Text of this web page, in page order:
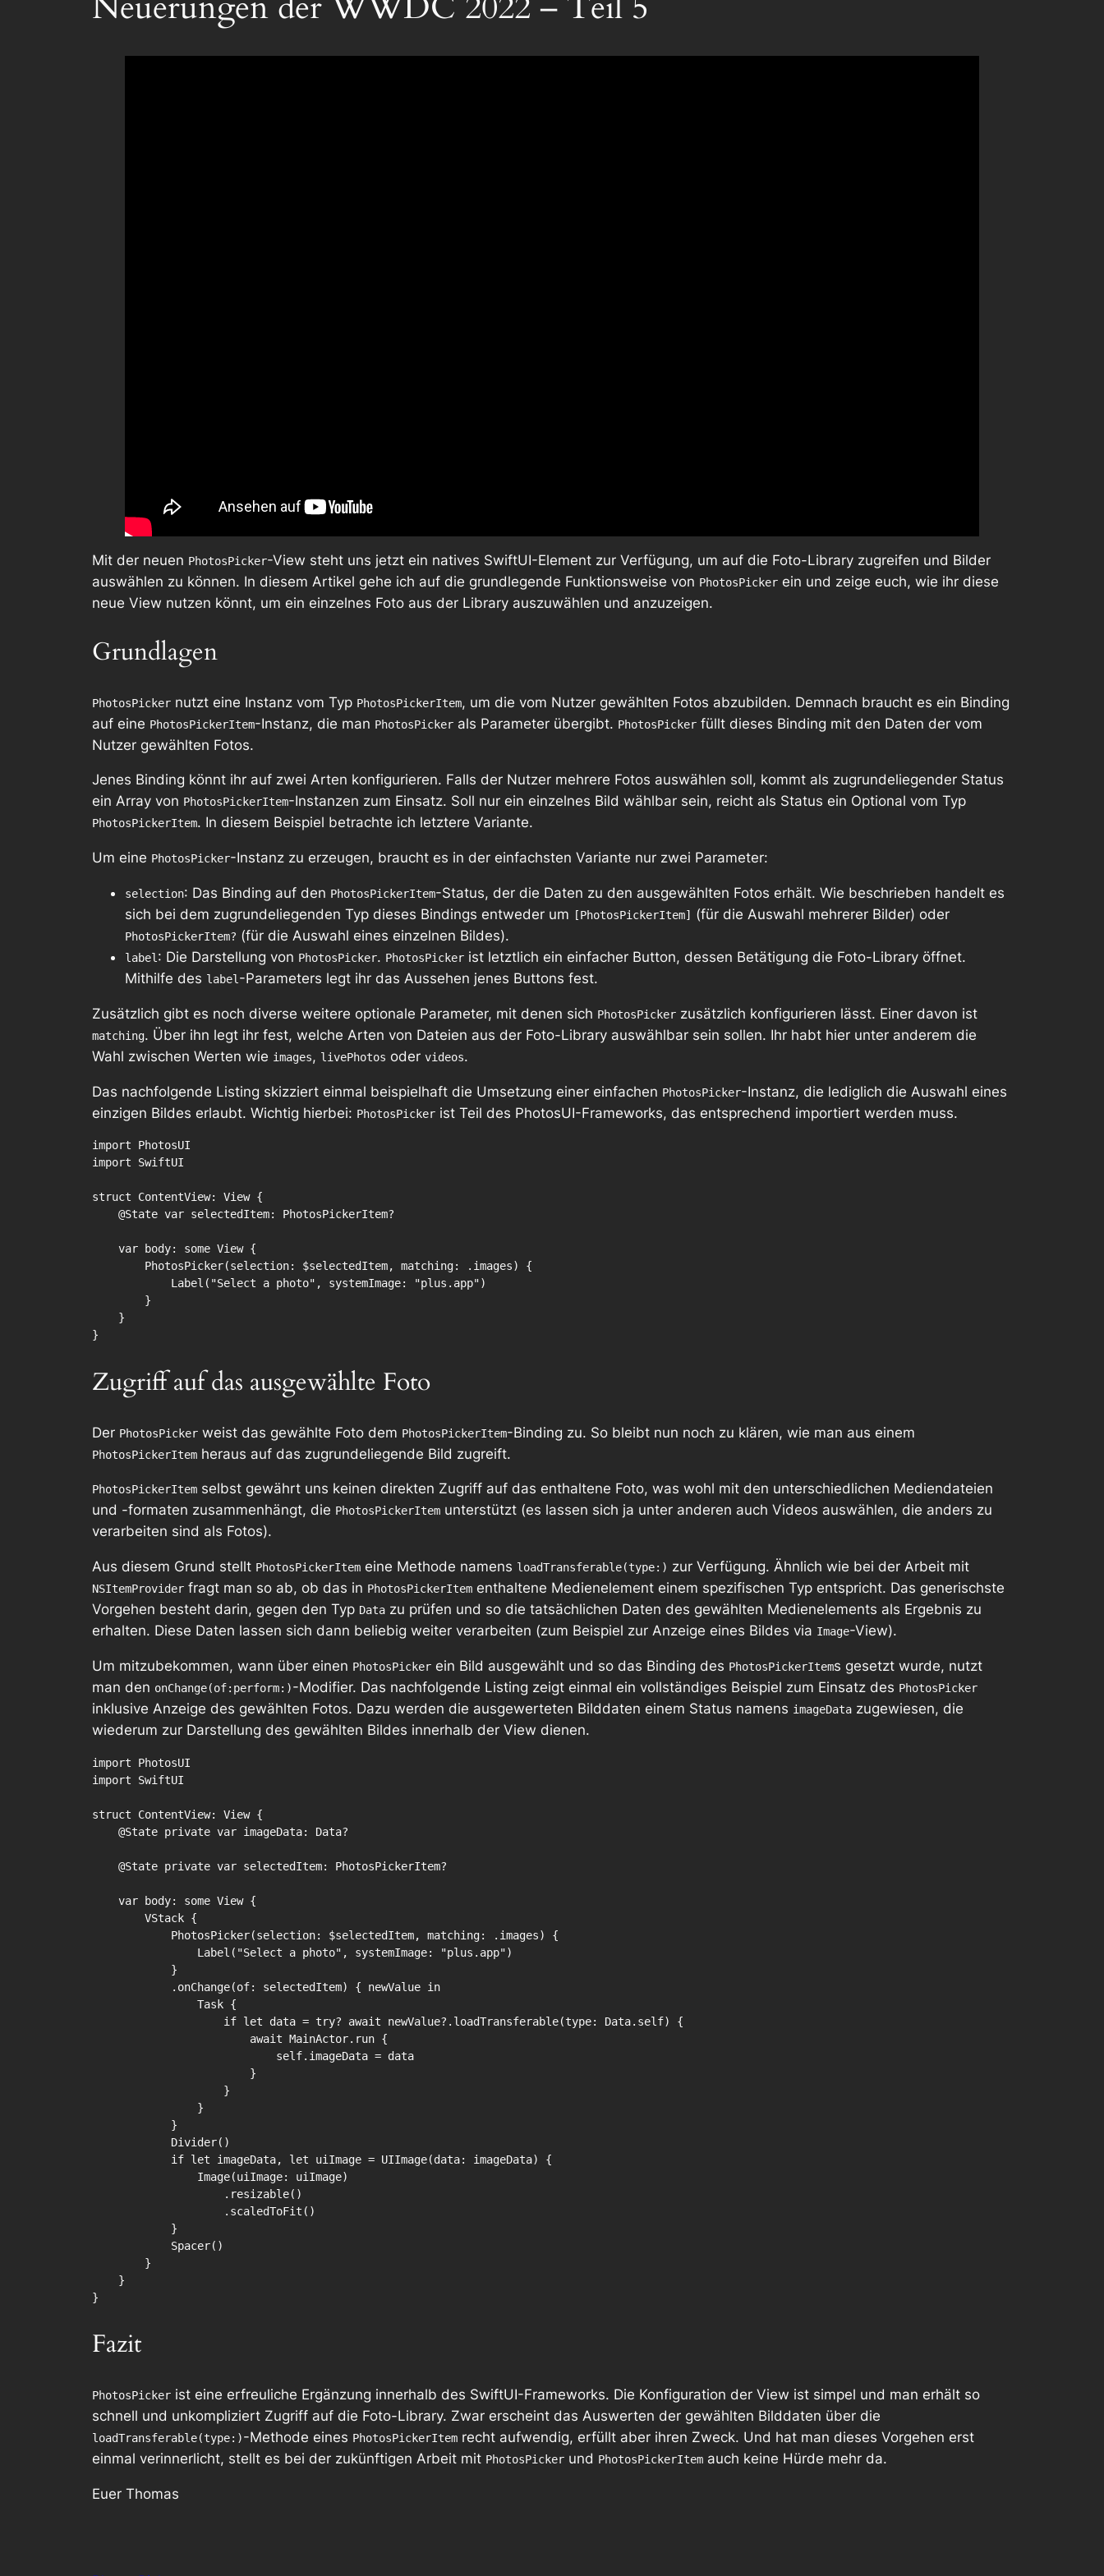
Mit der neuen PhotosPicker-View steht uns jetzt ein natives SwiftUI-Element zur Verfügung, um auf die Foto-Library zugreifen und Bilder
auswählen zu können. In diesem Artikel gehe ich auf die grundlegende Funktionsweise von PhotosPicker ein und zeige euch, wie ihr diese
neue View nutzen könnt, um ein einzelnes Foto aus der Library auszuwählen und anzuzeigen.
Grundlagen
PhotosPicker nutzt eine Instanz vom Typ PhotosPickerItem, um die vom Nutzer gewählten Fotos abzubilden. Demnach braucht es ein Binding
auf eine PhotosPickerItem-Instanz, die man PhotosPicker als Parameter übergibt. PhotosPicker füllt dieses Binding mit den Daten der vom
Nutzer gewählten Fotos.
Jenes Binding könnt ihr auf zwei Arten konfigurieren. Falls der Nutzer mehrere Fotos auswählen soll, kommt als zugrundeliegender Status
ein Array von PhotosPickerItem-Instanzen zum Einsatz. Soll nur ein einzelnes Bild wählbar sein, reicht als Status ein Optional vom Typ
PhotosPickerItem. In diesem Beispiel betrachte ich letztere Variante.
Um eine PhotosPicker-Instanz zu erzeugen, braucht es in der einfachsten Variante nur zwei Parameter:
selection: Das Binding auf den PhotosPickerItem-Status, der die Daten zu den ausgewählten Fotos erhält. Wie beschrieben handelt es
sich bei dem zugrundeliegenden Typ dieses Bindings entweder um
[PhotosPickerItem] (für die Auswahl mehrerer Bilder) oder
PhotosPickerItem? (für die Auswahl eines einzelnen Bildes).
label : Die Darstellung von PhotosPicker. PhotosPicker ist letztlich ein einfacher Button, dessen Betätigung die Foto-Library öffnet.
Mithilfe des label -Parameters legt ihr das Aussehen jenes Buttons fest.
Zusätzlich gibt es noch diverse weitere optionale Parameter, mit denen sich PhotosPicker zusätzlich konfigurieren lässt. Einer davon ist
matching. Über ihn legt ihr fest, welche Arten von Dateien aus der Foto-Library auswählbar sein sollen. Ihr habt hier unter anderem die
Wahl zwischen Werten wie images, livePhotos oder videos.
Das nachfolgende Listing skizziert einmal beispielhaft die Umsetzung einer einfachen PhotosPicker-Instanz, die lediglich die Auswahl eines
einzigen Bildes erlaubt. Wichtig hierbei: PhotosPicker ist Teil des PhotosUI-Frameworks, das entsprechend importiert werden muss.
import PhotosUI
import SwiftUI
struct ContentView: View {
}
Zugriff auf das ausgewählte Foto
Der PhotosPicker weist das gewählte Foto dem PhotosPickerItem-Binding zu. So bleibt nun noch zu klären, wie man aus einem
PhotosPickerItem heraus auf das zugrundeliegende Bild zugreift.
PhotosPickerItem selbst gewährt uns keinen direkten Zugriff auf das enthaltene Foto, was wohl mit den unterschiedlichen Mediendateien
und -formaten zusammenhängt, die PhotosPickerItem unterstützt (es lassen sich ja unter anderen auch Videos auswählen, die anders zu
verarbeiten sind als Fotos).
Aus diesem Grund stellt PhotosPickerItem eine Methode namens loadTransferable(type:) zur Verfügung. Ähnlich wie bei der Arbeit mit
NSItemProvider fragt man so ab, ob das in PhotosPickerItem enthaltene Medienelement einem spezifischen Typ entspricht. Das generischste
Vorgehen besteht darin, gegen den Typ Data zu prüfen und so die tatsächlichen Daten des gewählten Medienelements als Ergebnis zu
erhalten. Diese Daten lassen sich dann beliebig weiter verarbeiten (zum Beispiel zur Anzeige eines Bildes via Image-View).
Um mitzubekommen, wann über einen PhotosPicker ein Bild ausgewählt und so das Binding des PhotosPickerItems gesetzt wurde, nutzt
man den onChange(of:perform:)-Modifier. Das nachfolgende Listing zeigt einmal ein vollständiges Beispiel zum Einsatz des PhotosPicker
inklusive Anzeige des gewählten Fotos. Dazu werden die ausgewerteten Bilddaten einem Status namens imageData zugewiesen, die
wiederum zur Darstellung des gewählten Bildes innerhalb der View dienen.
import PhotosUI
import SwiftUI
struct ContentView: View {
}
Fazit
PhotosPicker ist eine erfreuliche Ergänzung innerhalb des SwiftUI-Frameworks. Die Konfiguration der View ist simpel und man erhält so
schnell und unkompliziert Zugriff auf die Foto-Library. Zwar erscheint das Auswerten der gewählten Bilddaten über die
loadTransferable(type:)-Methode eines PhotosPickerItem recht aufwendig, erfüllt aber ihren Zweck. Und hat man dieses Vorgehen erst
einmal verinnerlicht, stellt es bei der zukünftigen Arbeit mit PhotosPicker und PhotosPickerItem auch keine Hürde mehr da.
Euer Thomas